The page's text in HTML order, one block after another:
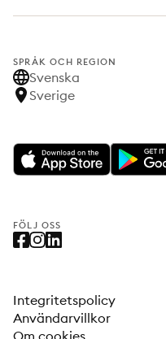
SPRÅK OCH REGION
Svenska
Sverige
FÖLJ OSS
Integritetspolicy
Användarvillkor
Om cookies